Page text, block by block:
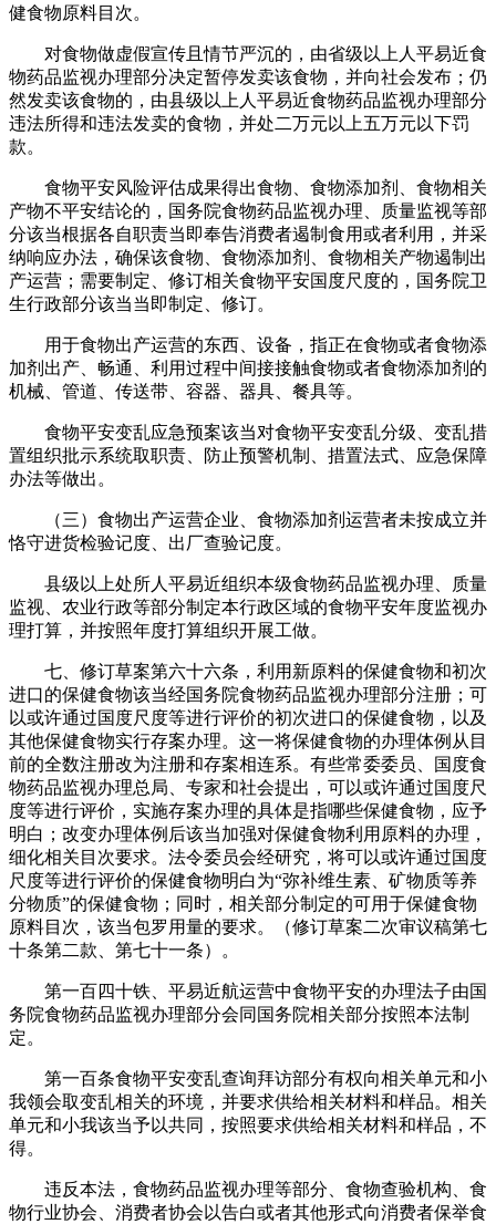
健食物原料目次。
对食物做虚假宣传且情节严沉的，由省级以上人平易近食
物药品监视办理部分决定暂停发卖该食物，并向社会发布；仍
然发卖该食物的，由县级以上人平易近食物药品监视办理部分
违法所得和违法发卖的食物，并处二万元以上五万元以下罚
款。
食物平安风险评估成果得出食物、食物添加剂、食物相关
产物不平安结论的，国务院食物药品监视办理、质量监视等部
分该当根据各自职责当即奉告消费者遏制食用或者利用，并采
纳响应办法，确保该食物、食物添加剂、食物相关产物遏制出
产运营；需要制定、修订相关食物平安国度尺度的，国务院卫
生行政部分该当当即制定、修订。
用于食物出产运营的东西、设备，指正在食物或者食物添
加剂出产、畅通、利用过程中间接接触食物或者食物添加剂的
机械、管道、传送带、容器、器具、餐具等。
食物平安变乱应急预案该当对食物平安变乱分级、变乱措
置组织批示系统取职责、防止预警机制、措置法式、应急保障
办法等做出。
（三）食物出产运营企业、食物添加剂运营者未按成立并
恪守进货检验记度、出厂查验记度。
县级以上处所人平易近组织本级食物药品监视办理、质量
监视、农业行政等部分制定本行政区域的食物平安年度监视办
理打算，并按照年度打算组织开展工做。
七、修订草案第六十六条，利用新原料的保健食物和初次
进口的保健食物该当经国务院食物药品监视办理部分注册；可
以或许通过国度尺度等进行评价的初次进口的保健食物，以及
其他保健食物实行存案办理。这一将保健食物的办理体例从目
前的全数注册改为注册和存案相连系。有些常委委员、国度食
物药品监视办理总局、专家和社会提出，可以或许通过国度尺
度等进行评价，实施存案办理的具体是指哪些保健食物，应予
明白；改变办理体例后该当加强对保健食物利用原料的办理，
细化相关目次要求。法令委员会经研究，将可以或许通过国度
尺度等进行评价的保健食物明白为“弥补维生素、矿物质等养
分物质”的保健食物；同时，相关部分制定的可用于保健食物
原料目次，该当包罗用量的要求。（修订草案二次审议稿第七
十条第二款、第七十一条）。
第一百四十铁、平易近航运营中食物平安的办理法子由国
务院食物药品监视办理部分会同国务院相关部分按照本法制
定。
第一百条食物平安变乱查询拜访部分有权向相关单元和小
我领会取变乱相关的环境，并要求供给相关材料和样品。相关
单元和小我该当予以共同，按照要求供给相关材料和样品，不
得。
违反本法，食物药品监视办理等部分、食物查验机构、食
物行业协会、消费者协会以告白或者其他形式向消费者保举食